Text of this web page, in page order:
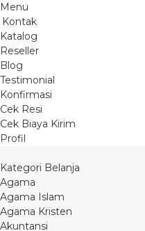
Menu
Kontak
Katalog
Reseller
Blog
Testimonial
Konfirmasi
Cek Resi
Cek Biaya Kirim
Profil
Kategori Belanja
Agama
Agama Islam
Agama Kristen
Akuntansi